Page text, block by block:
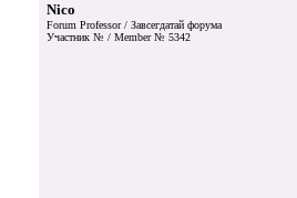
Nico
Forum Professor / Завсегдатай форума
Участник № / Member № 5342